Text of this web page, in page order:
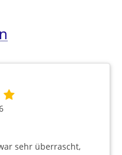
sehr überrascht,